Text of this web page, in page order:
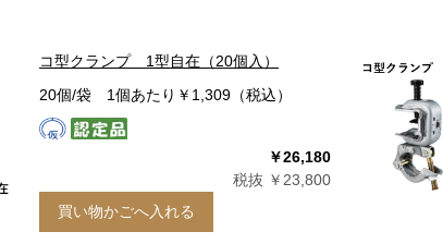
コ型クランプ 1型自在（20個入）
20個/袋 1個あたり￥1,309（税込）
￥26,180
税抜 ￥23,800
買い物かごへ入れる